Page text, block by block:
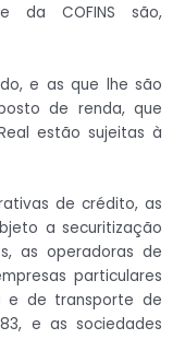
da COFINS são,
e as que lhe são
de renda, que
estão sujeitas à
de crédito, as
a securitização
as operadoras de
particulares
e de transporte de
e as sociedades